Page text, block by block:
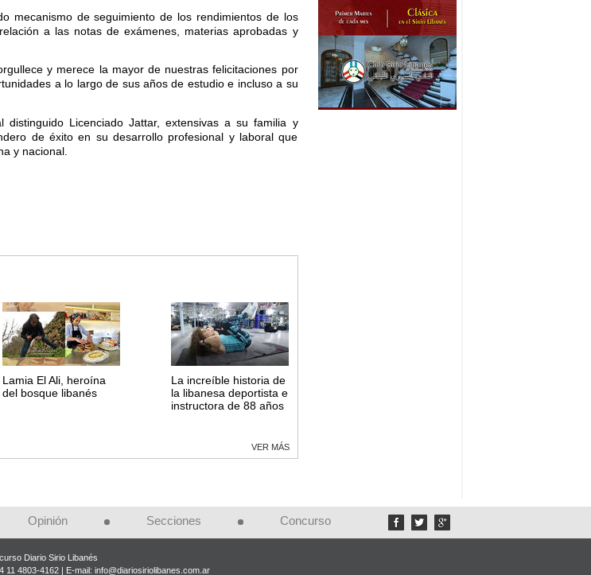
mecanismo de seguimiento de los rendimientos de los
a las notas de exámenes, materias aprobadas y
y merece la mayor de nuestras felicitaciones por
a lo largo de sus años de estudio e incluso a su
Licenciado Jattar, extensivas a su familia y
de éxito en su desarrollo profesional y laboral que
y nacional.
Lamia El Ali, heroína
del bosque libanés
La increíble historia de
la libanesa deportista e
instructora de 88 años
VER MÁS
  
Opinión Secciones Concurso
Diario Sirio Libanés
11 4803-4162 | E-mail: info@diariosiriolibanes.com.ar